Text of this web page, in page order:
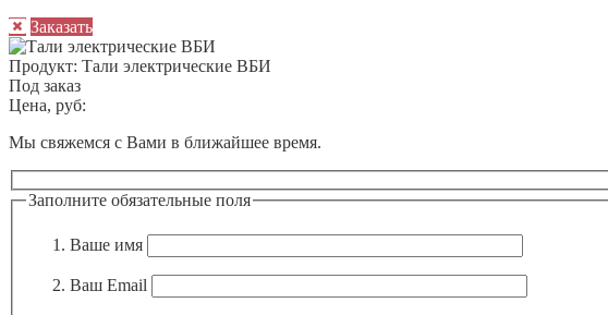
Заказать
Продукт: Тали электрические ВБИ
Под заказ
Цена, руб:
Мы свяжемся с Вами в ближайшее время.
Заполните обязательные поля
Ваше имя
Ваш Email